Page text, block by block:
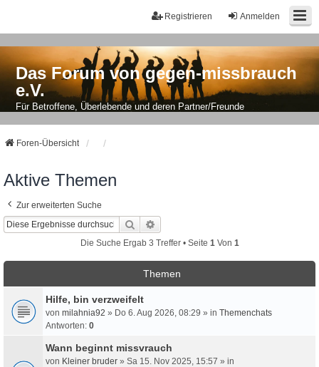
Anmelden
Registrieren
Das Forum von gegen-missbrauch
e.V.
Für Betroffene, Überlebende und deren Partner/Freunde
Foren-Übersicht
Aktive Themen
Zur erweiterten Suche
Suche
Die Suche Ergab 3 Treffer • Seite 1 Von 1
Themen
Hilfe, bin verzweifelt
von milahnia92 » Do 6. Aug 2026, 08:29 » in Themenchats
Antworten: 0
Wann beginnt missvrauch
von Kleiner bruder » Sa 15. Nov 2025, 15:57 » in